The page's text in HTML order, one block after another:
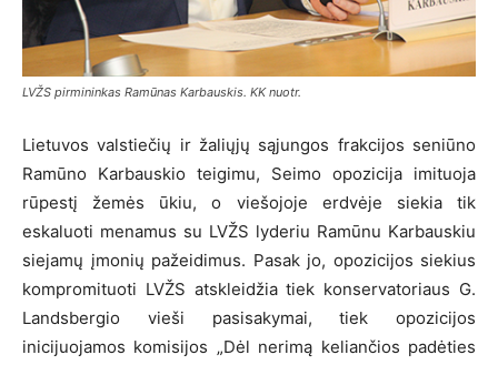
LVŽS pirmininkas Ramūnas Karbauskis. KK nuotr.
Lietuvos valstiečių ir žaliųjų sąjungos frakcijos seniūno
Ramūno Karbauskio teigimu, Seimo opozicija imituoja
rūpestį žemės ūkiu, o viešojoje erdvėje siekia tik
eskaluoti menamus su LVŽS lyderiu Ramūnu Karbauskiu
siejamų įmonių pažeidimus. Pasak jo, opozicijos siekius
kompromituoti LVŽS atskleidžia tiek konservatoriaus G.
Landsbergio vieši pasisakymai, tiek opozicijos
inicijuojamos komisijos „Dėl nerimą keliančios padėties